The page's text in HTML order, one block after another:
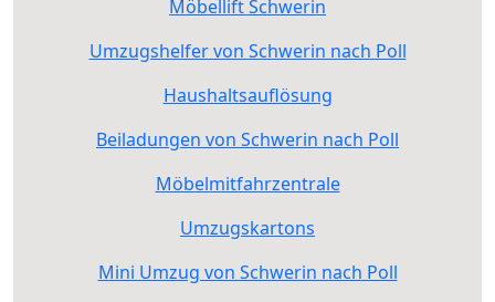
Möbellift Schwerin
Umzugshelfer von Schwerin nach Poll
Haushaltsauflösung
Beiladungen von Schwerin nach Poll
Möbelmitfahrzentrale
Umzugskartons
Mini Umzug von Schwerin nach Poll